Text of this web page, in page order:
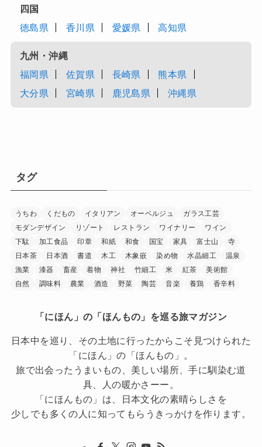
四国
徳島県
香川県 愛媛県 高知県
九州・沖縄
福岡県
佐賀県 長崎県
熊本県
大分県
宮崎県 鹿児島県 沖縄県
タグ
うちわ くだもの イタリアン オーベルジュ
ガラス工芸
モダンデザイン
リゾート レストラン ワイナリー
ワイン
下駄
加工食品 印章 和紙 和食 国宝 家具 富士山
寺
日本茶
日本酒 書道 木工 木象嵌 染め物 水晶細工
温泉
漁業
漆器 畜産 着物 神社 竹細工 米 紅茶
美術館
自然
調味料 農業 酒造 野菜 陶芸 音楽 養鶏 香辛料
「にほん」の「ほんもの」を巡る旅マガジン
日本中を巡り、その土地に行ったからこそ見つけられた
「にほん」の「ほんもの」。
旅で出会ったうまいもの、美しい場所、手に馴染む道
具、人の暖かさーー。
「にほんもの」は、日本文化の素晴らしさを
少しでも多くの人に知ってもらうきっかけを作ります。